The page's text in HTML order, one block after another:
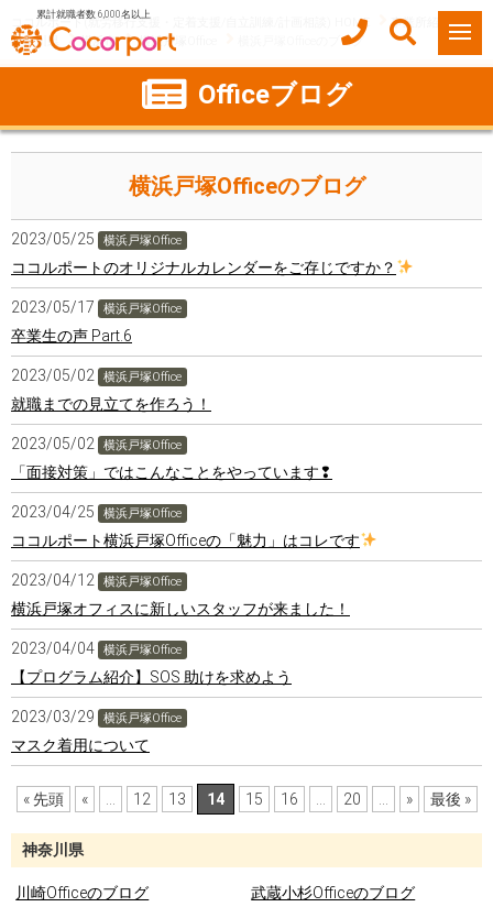
累計就職者数 6,000名以上
ココルポート(就労移行支援・定着支援/自立訓練/計画相談) HOME
事業所紹介
神奈川県
横浜市 横浜戸塚Office 横浜戸塚Officeのブログ
Officeブログ
神奈川県
川崎Officeのブログ 武蔵小杉Officeのブログ
横浜戸塚Officeのブログ
2023/05/25 横浜戸塚Office
ココルポートのオリジナルカレンダーをご存じですか？
2023/05/17 横浜戸塚Office
卒業生の声 Part.6
2023/05/02 横浜戸塚Office
就職までの見立てを作ろう！
2023/05/02 横浜戸塚Office
「面接対策」ではこんなことをやっています❢
2023/04/25 横浜戸塚Office
ココルポート横浜戸塚Officeの「魅力」はコレです
2023/04/12 横浜戸塚Office
横浜戸塚オフィスに新しいスタッフが来ました！
2023/04/04 横浜戸塚Office
【プログラム紹介】SOS 助けを求めよう
2023/03/29 横浜戸塚Office
マスク着用について
« 先頭 « 12 13 14 15 16 20 » 最後 »